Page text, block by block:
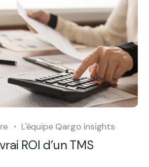
L'équipe Qargo insights
ROI d’un TMS